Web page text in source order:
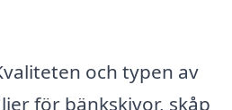
och typen av
för bänkskivor, skåp